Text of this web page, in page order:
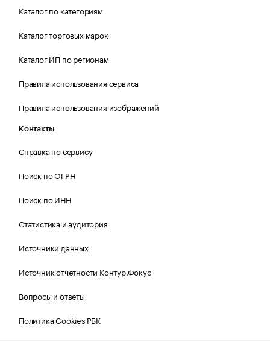
Каталог по категориям
Каталог торговых марок
Каталог ИП по регионам
Правила использования сервиса
Правила использования изображений
Контакты
Справка по сервису
Поиск по ОГРН
Поиск по ИНН
Статистика и аудитория
Источники данных
Источник отчетности Контур.Фокус
Вопросы и ответы
Политика Cookies РБК